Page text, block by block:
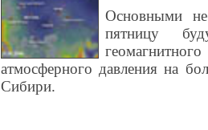
Основными
пятницу
атмосферного давления на
Сибири.